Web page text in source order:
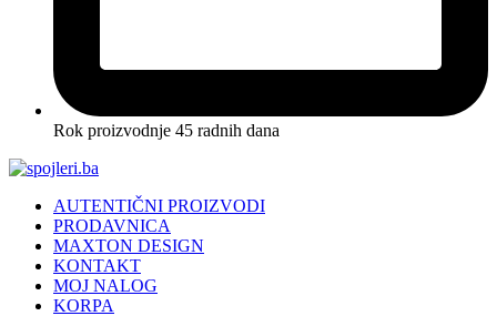
Rok proizvodnje 45 radnih dana
AUTENTIČNI PROIZVODI
PRODAVNICA
MAXTON DESIGN
KONTAKT
MOJ NALOG
KORPA